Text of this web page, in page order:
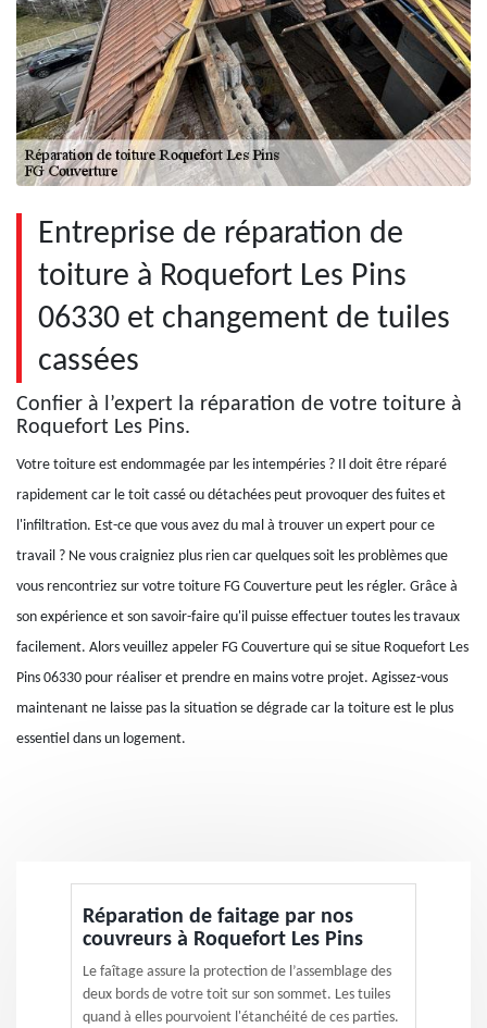
Entreprise de réparation de
toiture à Roquefort Les Pins
06330 et changement de tuiles
cassées
Confier à l’expert la réparation de votre toiture à
Roquefort Les Pins.
Votre toiture est endommagée par les intempéries ? Il doit être réparé
rapidement car le toit cassé ou détachées peut provoquer des fuites et
l'infiltration. Est-ce que vous avez du mal à trouver un expert pour ce
travail ? Ne vous craigniez plus rien car quelques soit les problèmes que
vous rencontriez sur votre toiture FG Couverture peut les régler. Grâce à
son expérience et son savoir-faire qu'il puisse effectuer toutes les travaux
facilement. Alors veuillez appeler FG Couverture qui se situe Roquefort Les
Pins 06330 pour réaliser et prendre en mains votre projet. Agissez-vous
maintenant ne laisse pas la situation se dégrade car la toiture est le plus
essentiel dans un logement.
Réparation de faitage par nos
couvreurs à Roquefort Les Pins
Le faîtage assure la protection de l’assemblage des
deux bords de votre toit sur son sommet. Les tuiles
quand à elles pourvoient l'étanchéité de ces parties.